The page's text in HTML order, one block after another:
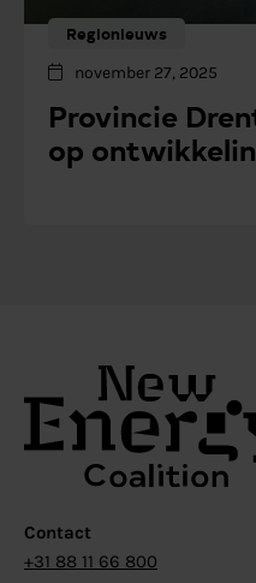
Regionieuws
november 27, 2025
Provincie
op
Contact
+31 88 11 66 800